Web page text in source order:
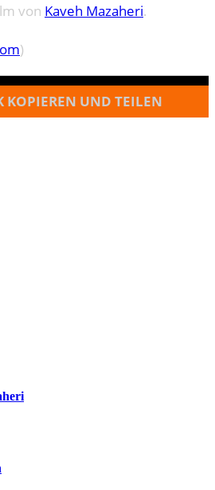
von Kaveh Mazaheri.
)
KOPIEREN UND TEILEN